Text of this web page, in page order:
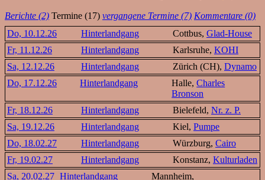
Berichte (2) Termine (17) vergangene Termine (7) Kommentare (0)
Do, 10.12.26
Hinterlandgang Cottbus, Glad-House
Fr, 11.12.26
Hinterlandgang Karlsruhe, KOHI
Sa, 12.12.26
Hinterlandgang Zürich (CH), Dynamo
Do, 17.12.26
Hinterlandgang Halle,Charles
Bronson
Fr, 18.12.26
Hinterlandgang Bielefeld, Nr. z. P.
Sa, 19.12.26
Hinterlandgang Kiel, Pumpe
Do, 18.02.27
Hinterlandgang Würzburg, Cairo
Fr, 19.02.27
Hinterlandgang Konstanz, Kulturladen
Sa, 20.02.27 Hinterlandgang Mannheim,